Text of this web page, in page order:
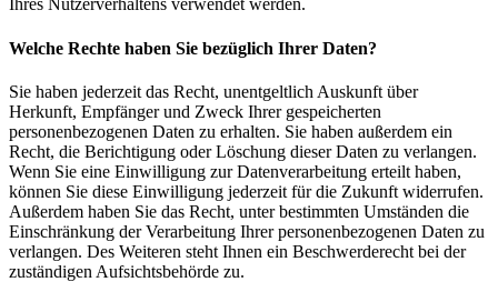
Ihres Nutzerverhaltens verwendet werden.
Welche Rechte haben Sie bezüglich Ihrer Daten?
Sie haben jederzeit das Recht, unentgeltlich Auskunft über
Herkunft, Empfänger und Zweck Ihrer gespeicherten
personenbezogenen Daten zu erhalten. Sie haben außerdem ein
Recht, die Berichtigung oder Löschung dieser Daten zu verlangen.
Wenn Sie eine Einwilligung zur Datenverarbeitung erteilt haben,
können Sie diese Einwilligung jederzeit für die Zukunft widerrufen.
Außerdem haben Sie das Recht, unter bestimmten Umständen die
Einschränkung der Verarbeitung Ihrer personenbezogenen Daten zu
verlangen. Des Weiteren steht Ihnen ein Beschwerderecht bei der
zuständigen Aufsichtsbehörde zu.